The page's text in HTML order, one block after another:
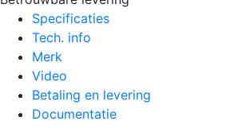
Specificaties
Tech. info
Merk
Video
Betaling en levering
Documentatie